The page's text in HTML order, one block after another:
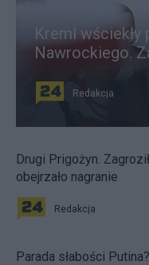
Kreml
Nawrockiego.
Redakcja
Drugi Prigożyn.
obejrzało nagranie
Redakcja
Parada słabości